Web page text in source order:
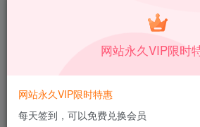
本站所有内容来自互联网收集，仅供学习
用途。如有侵权、不妥之处，请第一时间
网站永久VIP限时
网站永久VIP限时特惠
每天签到，可以免费兑换会员